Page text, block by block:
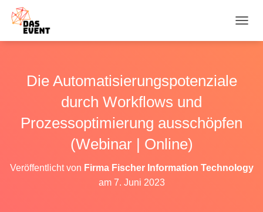
A
N
C
Die Automatisierungspotenziale
durch Workflows und
Prozessoptimierung ausschöpfen
(Webinar | Online)
Veröffentlicht von Firma Fischer Information Technology
am 7. Juni 2023